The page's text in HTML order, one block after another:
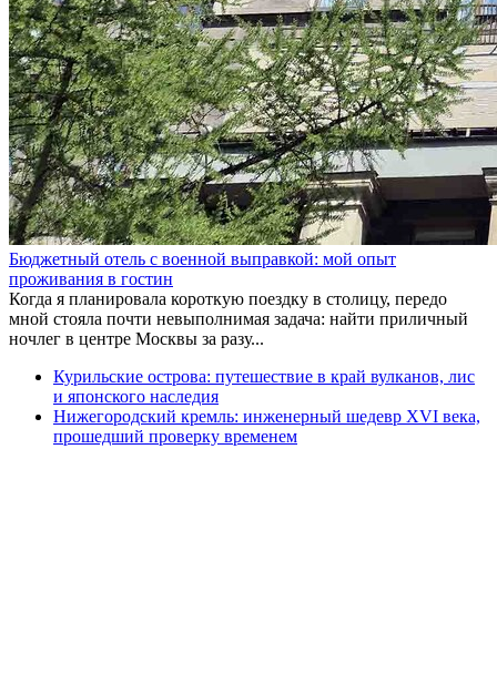
Бюджетный отель с военной выправкой: мой опыт
проживания в гостин
Когда я планировала короткую поездку в столицу, передо
мной стояла почти невыполнимая задача: найти приличный
ночлег в центре Москвы за разу...
Курильские острова: путешествие в край вулканов, лис
и японского наследия
Нижегородский кремль: инженерный шедевр XVI века,
прошедший проверку временем